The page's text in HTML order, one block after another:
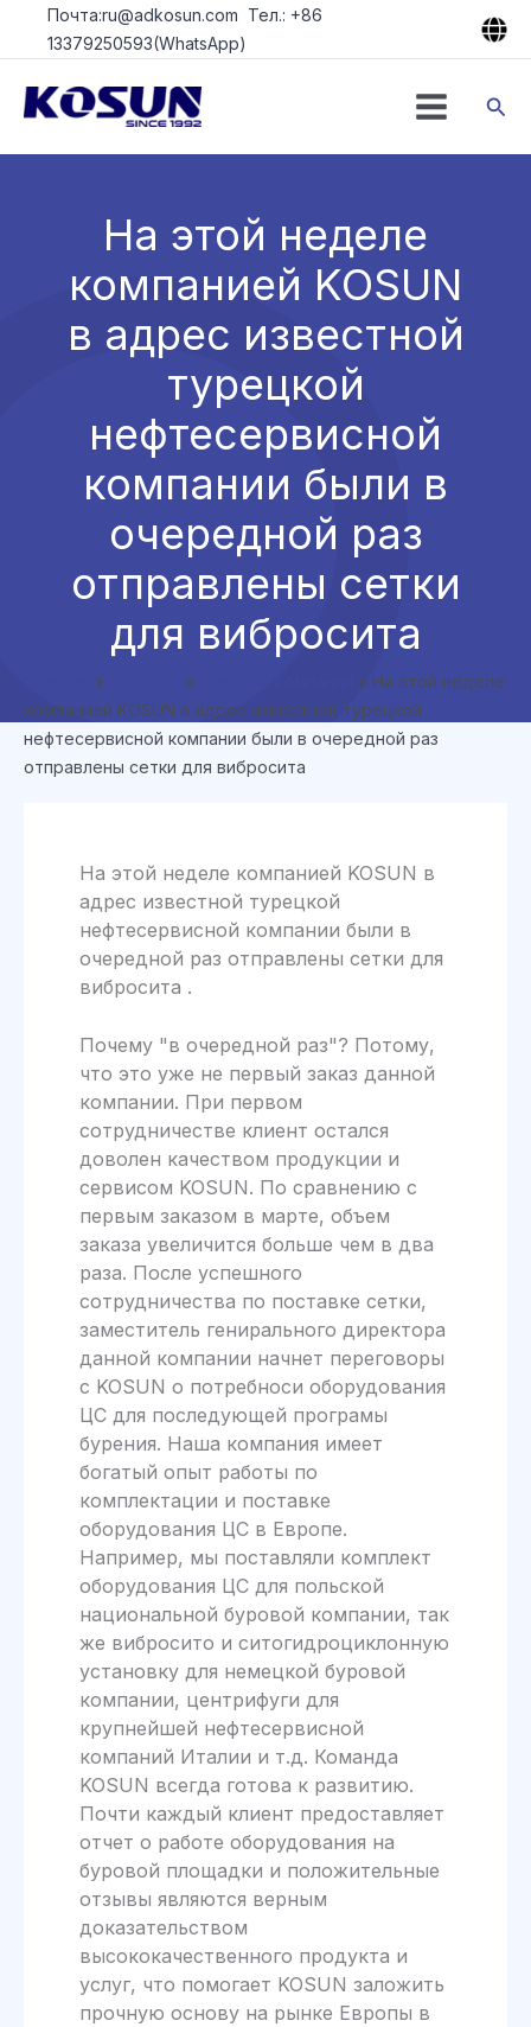
ПерейтиПочта:ru@adkosun.com Тел.: +86
13379250593(WhatsApp)
На этой неделе
компанией KOSUN
в адрес известной
турецкой
нефтесервисной
компании были в
очередной раз
отправлены сетки
для вибросита
» » » На этой неделе
компанией KOSUN в адрес известной турецкой
нефтесервисной компании были в очередной раз
отправлены сетки для вибросита
На этой неделе компанией KOSUN в
адрес известной турецкой
нефтесервисной компании были в
очередной раз отправлены сетки для
вибросита .
Почему "в очередной раз"? Потому,
что это уже не первый заказ данной
компании. При первом
сотрудничестве клиент остался
доволен качеством продукции и
сервисом KOSUN. По сравнению с
первым заказом в марте, объем
заказа увеличится больше чем в два
раза. После успешного
сотрудничества по поставке сетки,
заместитель генирального директора
данной компании начнет переговоры
с KOSUN о потребноси оборудования
ЦС для последующей програмы
бурения. Наша компания имеет
богатый опыт работы по
комплектации и поставке
оборудования ЦС в Европе.
Например, мы поставляли комплект
оборудования ЦС для польской
национальной буровой компании, так
же вибросито и ситогидроциклонную
установку для немецкой буровой
компании, центрифуги для
крупнейшей нефтесервисной
компаний Италии и т.д. Команда
KOSUN всегда готова к развитию.
Почти каждый клиент предоставляет
отчет о работе оборудования на
буровой площадки и положительные
отзывы являются верным
доказательством
высококачественного продукта и
услуг, что помогает KOSUN заложить
прочную основу на рынке Европы в